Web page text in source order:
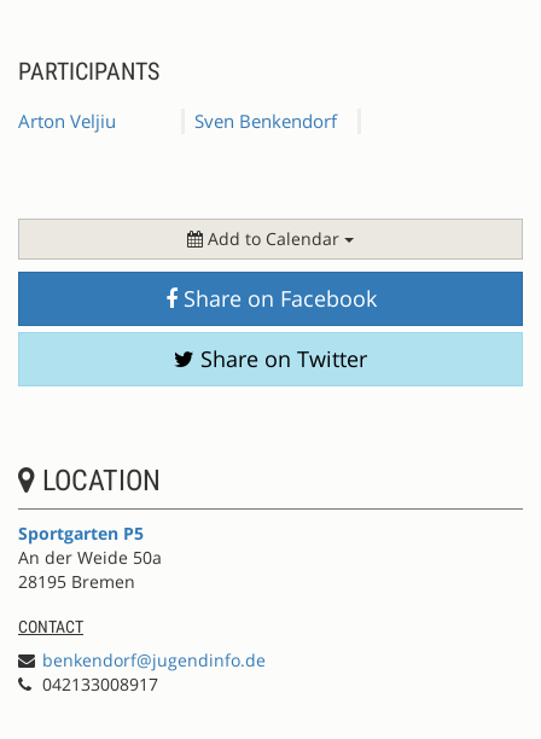
PARTICIPANTS
Arton Veljiu Sven Benkendorf
Add to Calendar
Share on Facebook
Share on Twitter
LOCATION
Sportgarten P5
An der Weide 50a
28195 Bremen
CONTACT
benkendorf@jugendinfo.de
042133008917